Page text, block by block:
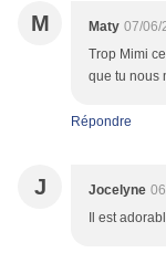
M Maty 07/06/
Trop Mimi
que tu nous
Répondre
J Jocelyne
Il est